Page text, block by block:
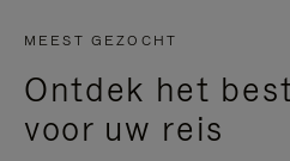
MEEST GEZOCHT
Ontdek het
voor uw reis